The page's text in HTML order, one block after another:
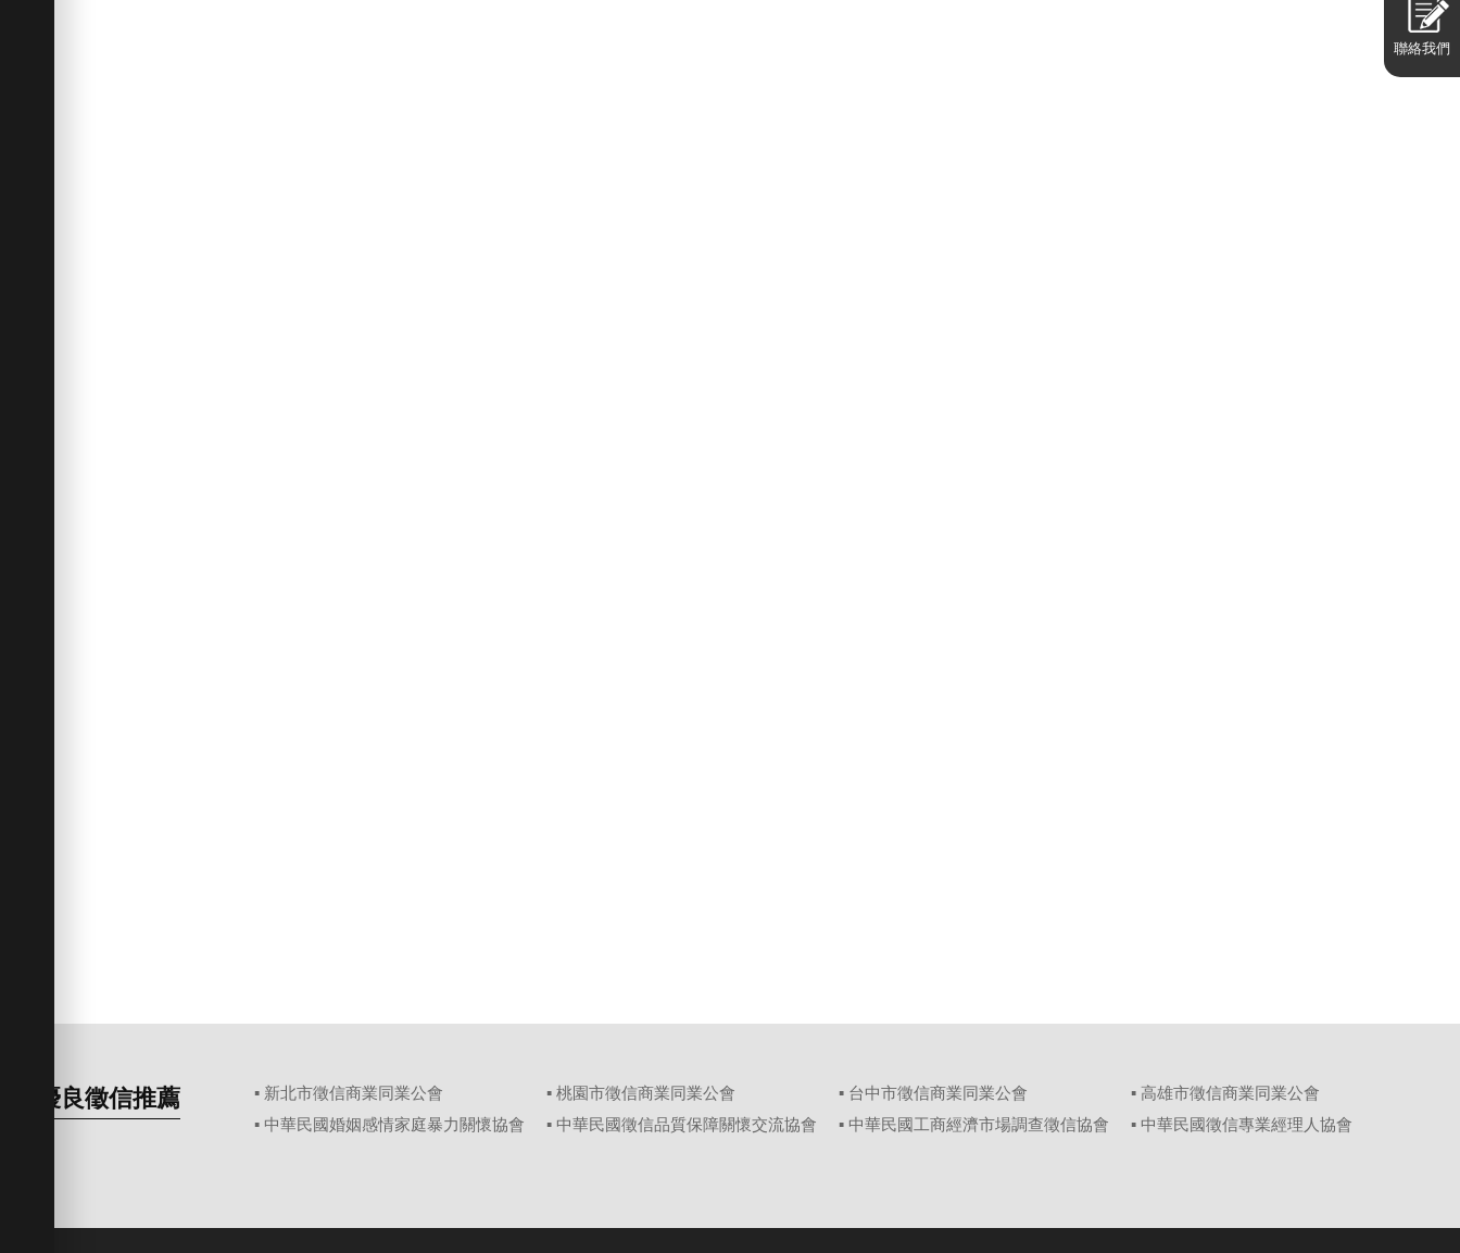
優良徵信推薦 ▪ 新北市徵信商業同業公會 ▪ 桃園市徵信商業同業公會 ▪ 台中市徵信商業同業公會
▪ 高雄市徵信商業同業公會
▪ 中華民國婚姻感情家庭暴力關懷協會
▪ 中華民國徵信品質保障關懷交流協會 ▪ 中華民國工商經濟市場調查徵信協會 ▪ 中華民國徵信專業經理人協會
聯絡我們